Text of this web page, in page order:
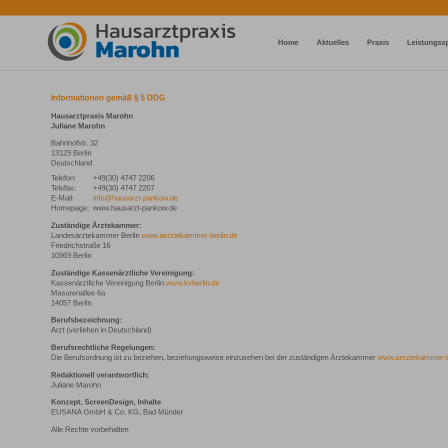
Home Aktuelles Praxis
Informationen gemäß § 5 DDG
Hausarztpraxis Marohn
Juliane Marohn
Bahnhofstr. 32
13129 Berlin
Deutschland
Telefon:
+49(30) 4747 2206
Telefax:
+49(30) 4747 2207
E-Mail:
info@hausarzt-pankow.de
Homepage: www.hausarzt-pankow.de
Zuständige Ärztekammer:
Landesärztekammer Berlin www.aerztekammer-berlin.de
Friedrichstraße 16
10969 Berlin
Zuständige Kassenärztliche Vereinigung:
Kassenärztliche Vereinigung Berlin www.kvberlin.de
Masurenallee 6a
14057 Berlin
Berufsbezeichnung:
Arzt (verliehen in Deutschland)
Berufsrechtliche Regelungen:
Die Berufsordnung ist zu beziehen, beziehungsweise einzusehen bei der zuständigen Ärztekammer www.aerztekammer-
Redaktionell verantwortlich:
Juliane Marohn
Konzept, ScreenDesign, Inhalte
EUSANA GmbH & Co. KG, Bad Münder
Alle Rechte vorbehalten